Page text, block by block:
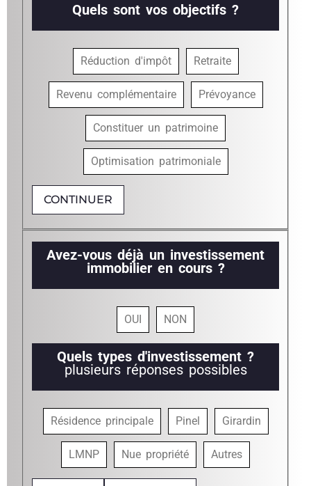
Quels sont vos objectifs ?
Réduction d'impôt Retraite
Revenu complémentaire Prévoyance
Constituer un patrimoine
Optimisation patrimoniale
CONTINUER
Avez-vous déjà un investissement
immobilier en cours ?
OUI NON
Quels types d'investissement ?
plusieurs réponses possibles
Résidence principale Pinel Girardin
LMNP Nue propriété Autres